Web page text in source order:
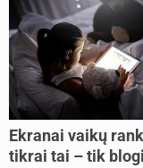
Ekranai vaikų
tikrai tai – tik